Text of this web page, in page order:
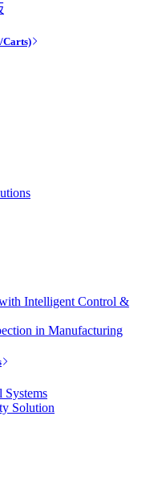
Carts)
Intelligent Control &
in Manufacturing
Solution